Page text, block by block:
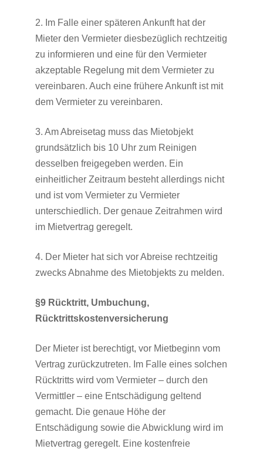
2. Im Falle einer späteren Ankunft hat der
Mieter den Vermieter diesbezüglich rechtzeitig
zu informieren und eine für den Vermieter
akzeptable Regelung mit dem Vermieter zu
vereinbaren. Auch eine frühere Ankunft ist mit
dem Vermieter zu vereinbaren.
3. Am Abreisetag muss das Mietobjekt
grundsätzlich bis 10 Uhr zum Reinigen
desselben freigegeben werden. Ein
einheitlicher Zeitraum besteht allerdings nicht
und ist vom Vermieter zu Vermieter
unterschiedlich. Der genaue Zeitrahmen wird
im Mietvertrag geregelt.
4. Der Mieter hat sich vor Abreise rechtzeitig
zwecks Abnahme des Mietobjekts zu melden.
§9 Rücktritt, Umbuchung,
Rücktrittskostenversicherung
Der Mieter ist berechtigt, vor Mietbeginn vom
Vertrag zurückzutreten. Im Falle eines solchen
Rücktritts wird vom Vermieter – durch den
Vermittler – eine Entschädigung geltend
gemacht. Die genaue Höhe der
Entschädigung sowie die Abwicklung wird im
Mietvertrag geregelt. Eine kostenfreie